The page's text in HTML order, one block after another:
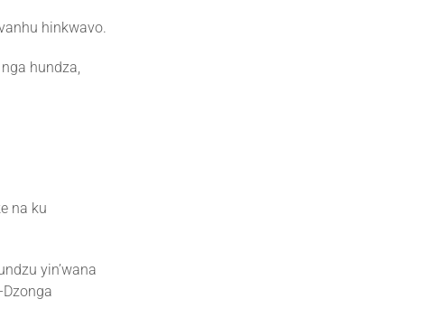
hinkwavo.
hundza,
na ku
yin’wana